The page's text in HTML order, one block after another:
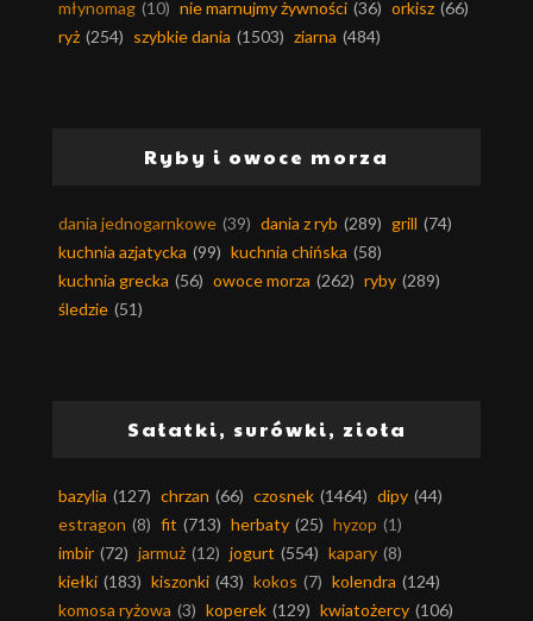
młynomag (10) nie marnujmy żywności (36) orkisz (66)
ryż (254) szybkie dania (1503) ziarna (484)
Ryby i owoce morza
dania jednogarnkowe (39) dania z ryb (289) grill (74)
kuchnia azjatycka (99) kuchnia chińska (58)
kuchnia grecka (56) owoce morza (262) ryby (289)
śledzie (51)
Sałatki, surówki, zioła
bazylia (127) chrzan (66) czosnek (1464) dipy (44)
estragon (8) fit (713) herbaty (25) hyzop (1)
imbir (72) jarmuż (12) jogurt (554) kapary (8)
kiełki (183) kiszonki (43) kokos (7) kolendra (124)
komosa ryżowa (3) koperek (129) kwiatożercy (106)